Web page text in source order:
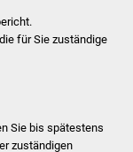
und Notfall
Angehörigen
für Sie zuständige
Sie bis spätestens
zuständigen